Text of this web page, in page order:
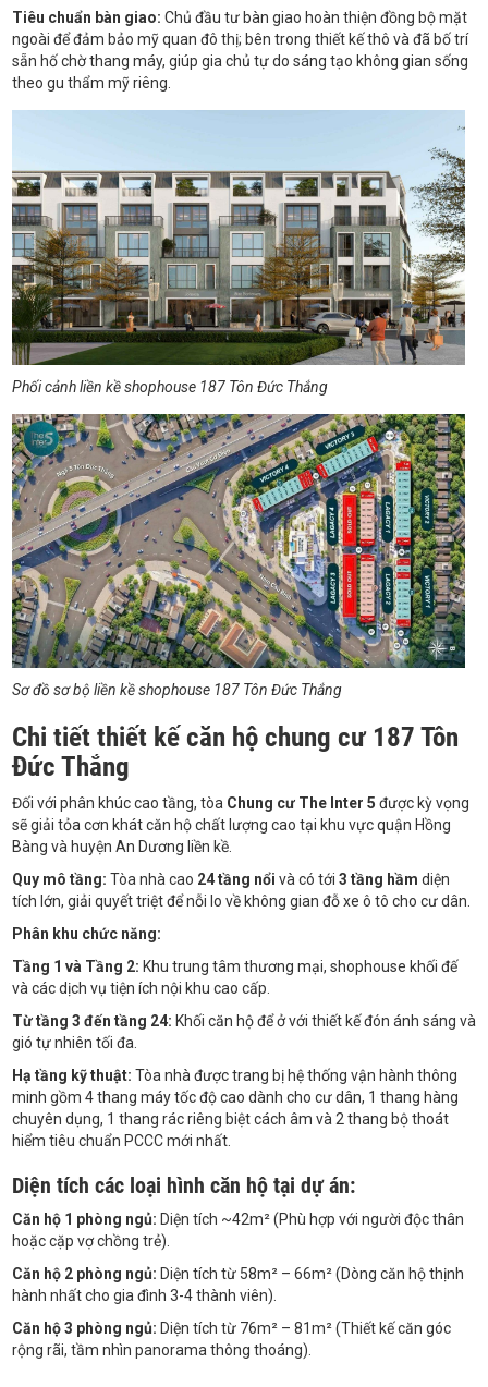
Tiêu chuẩn bàn giao: Chủ đầu tư bàn giao hoàn thiện đồng bộ mặt
ngoài để đảm bảo mỹ quan đô thị; bên trong thiết kế thô và đã bố trí
sẵn hố chờ thang máy, giúp gia chủ tự do sáng tạo không gian sống
theo gu thẩm mỹ riêng.
Phối cảnh liền kề shophouse 187 Tôn Đức Thắng
Sơ đồ sơ bộ liền kề shophouse 187 Tôn Đức Thắng
Chi tiết thiết kế căn hộ chung cư 187 Tôn
Đức Thắng
Đối với phân khúc cao tầng, tòa Chung cư The Inter 5 được kỳ vọng
sẽ giải tỏa cơn khát căn hộ chất lượng cao tại khu vực quận Hồng
Bàng và huyện An Dương liền kề.
Quy mô tầng: Tòa nhà cao 24 tầng nổi và có tới 3 tầng hầm diện
tích lớn, giải quyết triệt để nỗi lo về không gian đỗ xe ô tô cho cư dân.
Phân khu chức năng:
Tầng 1 và Tầng 2: Khu trung tâm thương mại, shophouse khối đế
và các dịch vụ tiện ích nội khu cao cấp.
Từ tầng 3 đến tầng 24: Khối căn hộ để ở với thiết kế đón ánh sáng và
gió tự nhiên tối đa.
Hạ tầng kỹ thuật: Tòa nhà được trang bị hệ thống vận hành thông
minh gồm 4 thang máy tốc độ cao dành cho cư dân, 1 thang hàng
chuyên dụng, 1 thang rác riêng biệt cách âm và 2 thang bộ thoát
hiểm tiêu chuẩn PCCC mới nhất.
Diện tích các loại hình căn hộ tại dự án:
Căn hộ 1 phòng ngủ: Diện tích ~42m² (Phù hợp với người độc thân
hoặc cặp vợ chồng trẻ).
Căn hộ 2 phòng ngủ: Diện tích từ 58m² – 66m² (Dòng căn hộ thịnh
hành nhất cho gia đình 3-4 thành viên).
Căn hộ 3 phòng ngủ: Diện tích từ 76m² – 81m² (Thiết kế căn góc
rộng rãi, tầm nhìn panorama thông thoáng).